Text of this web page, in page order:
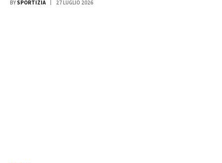
BY SPORTIZIA 27 LUGLIO 2026